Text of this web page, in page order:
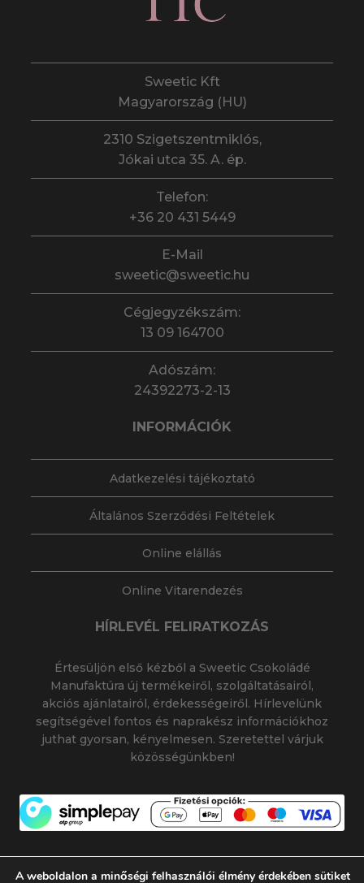
Sweetic Kft
Magyarország (HU)
2310 Szigetszentmiklós,
Jókai utca 35. A. ép.
Telefon:
+36 20 431 5449
E-Mail
sweetic@sweetic.hu
Cégjegyzékszám:
13 09 164700
Adószám:
24392273-2-13
INFORMÁCIÓK
Adatkezelési tájékoztató
Általános Szerződési Feltételek
Online elállás
Online Vitarendezés
HÍRLEVÉL FELIRATKOZÁS
Értesüljön első kézből a Sweetic Csokoládé
Manufaktúra új termékeiről, szolgáltatásairól,
akciós ajánlatairól, érdekességeiről. Hírlevelünk
segítségével fontos és naprakész információkhoz
juthat gyorsan, kényelmesen. Szeretettel várjuk
közösségünkben!
A weboldalon a minőségi felhasználói élmény érdekében sütiket